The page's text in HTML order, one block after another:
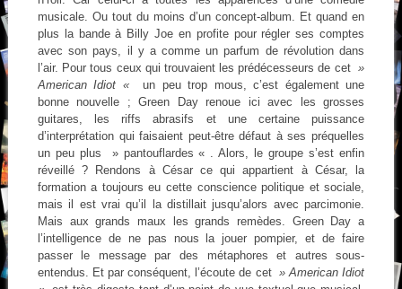
musicale. Ou tout du moins d’un concept-album. Et quand en
plus la bande à Billy Joe en profite pour régler ses comptes
avec son pays, il y a comme un parfum de révolution dans
l’air. Pour tous ceux qui trouvaient les prédécesseurs de cet »
American Idiot «
un peu trop mous, c’est également une
bonne nouvelle ; Green Day renoue ici avec les grosses
guitares, les riffs abrasifs et une certaine puissance
d’interprétation qui faisaient peut-être défaut à ses préquelles
un peu plus » pantouflardes « . Alors, le groupe s’est enfin
réveillé ? Rendons à César ce qui appartient à César, la
formation a toujours eu cette conscience politique et sociale,
mais il est vrai qu’il la distillait jusqu’alors avec parcimonie.
Mais aux grands maux les grands remèdes. Green Day a
l’intelligence de ne pas nous la jouer pompier, et de faire
passer le message par des métaphores et autres sous-
entendus. Et par conséquent, l’écoute de cet » American Idiot